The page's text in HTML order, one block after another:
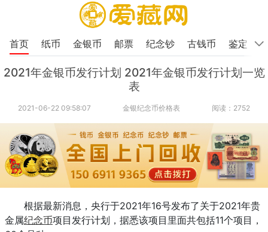
首页 纸币 金银币 邮票 纪念钞 古钱币 鉴定
2021年金银币发行计划 2021年金银币发行计划一览
表
2021-06-22 09:58:07 金银纪念币价格表 阅读：2752
根据最新消息，央行于2021年16号发布了关于2021年贵
金属纪念币项目发行计划，据悉该项目里面共包括11个项目，